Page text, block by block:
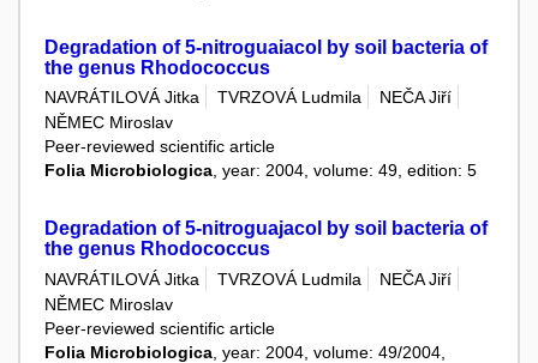
Degradation of 5-nitroguaiacol by soil bacteria of
the genus Rhodococcus
NAVRÁTILOVÁ Jitka TVRZOVÁ Ludmila
NEČA Jiří
NĚMEC Miroslav
Peer-reviewed scientific article
Folia Microbiologica, year: 2004, volume: 49, edition: 5
Degradation of 5-nitroguajacol by soil bacteria of
the genus Rhodococcus
NAVRÁTILOVÁ Jitka TVRZOVÁ Ludmila
NEČA Jiří
NĚMEC Miroslav
Peer-reviewed scientific article
Folia Microbiologica , year: 2004, volume: 49/2004,